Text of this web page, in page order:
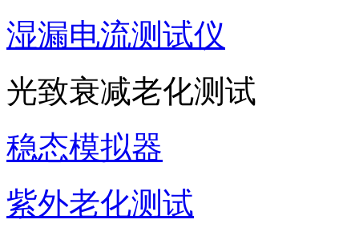
湿漏电流测试仪
光致衰减老化测试
稳态模拟器
紫外老化测试